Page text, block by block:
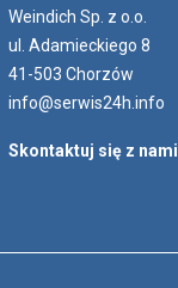
Weindich Sp. z o.o.
ul. Adamieckiego 8
41-503 Chorzów
info@serwis24h.info
Skontaktuj się z nami